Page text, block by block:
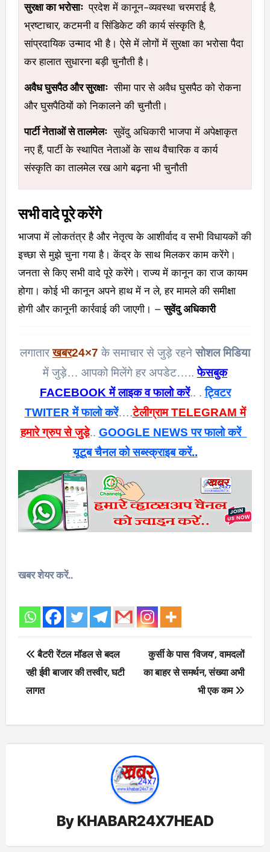
सुरक्षा का भरोसाः प्रदेश में कानून-व्यवस्था चरमराई है,
भ्रष्टाचार, कटमनी व सिंडिकेट की कार्य संस्कृति है,
सांप्रदायिक उन्माद भी है। ऐसे में लोगों में सुरक्षा का भरोसा पैदा
कर हालात सुधारना बड़ी चुनौती है।
अवैध घुसपैठ और सुरक्षाःसीमा पार से अवैध घुसपैठ को रोकना
और घुसपैठियों को निकालने की चुनौती।
पार्टी नेताओं से तालमेलःसुवेंदु अधिकारी भाजपा में अपेक्षाकृत
नए हैं, पार्टी के स्थापित नेताओं के साथ वैचारिक व कार्य
संस्कृति का तालमेल रख आगे बढ़ना भी चुनौती
सभी वादे पूरे करेंगे
भाजपा में लोकतंत्र है और नेतृत्व के आशीर्वाद व सभी विधायकों की
इच्छा से मुझे चुना गया है। केंद्र के साथ मिलकर काम करेंगे।
जनता से किए सभी वादे पूरे करेंगे। राज्य में कानून का राज कायम
होगा। कोई भी कानून अपने हाथ में न ले, हर मामले की समीक्षा
होगी और कानूनी कार्रवाई की जाएगी। –सुवेंदु अधिकारी
लगातारखबर24×7 के समाचार से जुड़े रहनेसोशल मिडिया
में जुड़े… आपको मिलेंगे हर अपडेट…..फेसबुक
FACEBOOK में लाइक व फालो करें.. .ट्विटर
TWITER में फालो करें….टेलीग्राम TELEGRAM में
हमारे ग्रुप से जुड़े.. GOOGLE NEWS पर फालो करें
यूटूब चैनल को सब्स्क्राइब करें..
खबर शेयर करें..
Post
navigation
बैटरी रेंटल मॉडल से बदल
रही ईवी बाजार की तस्वीर, घटी
लागत
कुर्सी के पास ‘विजय’, वामदलों
का बाहर से समर्थन, संख्या अभी
भी एक कम
By KHABAR24X7HEAD